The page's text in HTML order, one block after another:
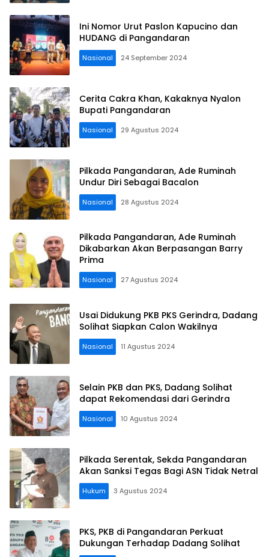
Ini Nomor Urut Paslon Kapucino dan
HUDANG di Pangandaran
Nasional 24 September 2024
Cerita Cakra Khan, Kakaknya Nyalon
Bupati Pangandaran
Nasional 29 Agustus 2024
Pilkada Pangandaran, Ade Ruminah
Undur Diri Sebagai Bacalon
Nasional 28 Agustus 2024
Pilkada Pangandaran, Ade Ruminah
Dikabarkan Akan Berpasangan Barry
Prima
Nasional 27 Agustus 2024
Usai Didukung PKB PKS Gerindra, Dadang
Solihat Siapkan Calon Wakilnya
Nasional 11 Agustus 2024
Selain PKB dan PKS, Dadang Solihat
dapat Rekomendasi dari Gerindra
Nasional 10 Agustus 2024
Pilkada Serentak, Sekda Pangandaran
Akan Sanksi Tegas Bagi ASN Tidak Netral
Hukum 3 Agustus 2024
PKS, PKB di Pangandaran Perkuat
Dukungan Terhadap Dadang Solihat